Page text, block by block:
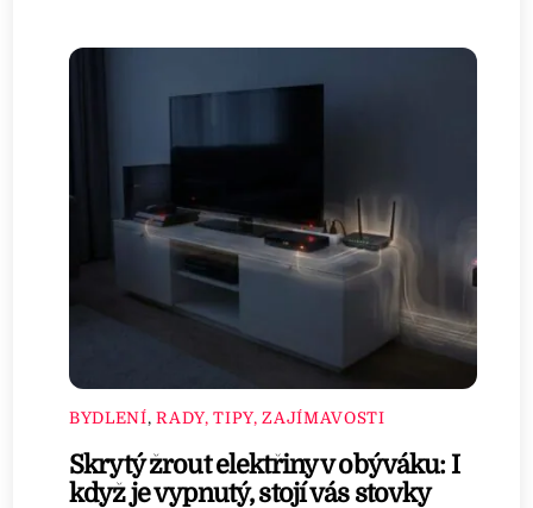
BYDLENÍ,RADY, TIPY, ZAJÍMAVOSTI
Skrytý žrout elektřiny v obýváku: I
když je vypnutý, stojí vás stovky